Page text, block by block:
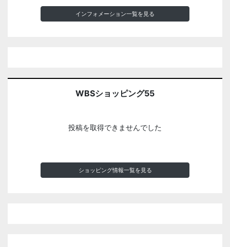
インフォメーション一覧を見る
WBSショッピング55
投稿を取得できませんでした
ショッピング情報一覧を見る